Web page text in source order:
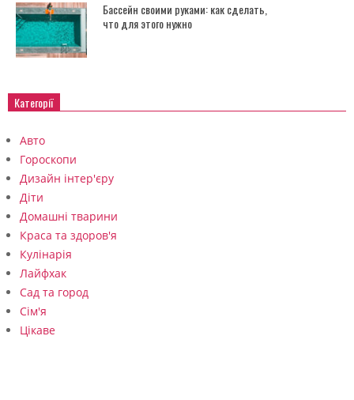
Бассейн своими руками: как сделать,
что для этого нужно
Категорії
Авто
Гороскопи
Дизайн інтер'єру
Діти
Домашні тварини
Краса та здоров'я
Кулінарія
Лайфхак
Сад та город
Сім'я
Цікаве